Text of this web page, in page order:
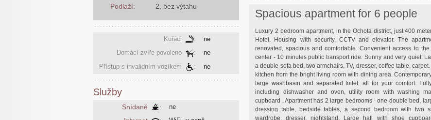
Spacious apartment for 6 people
Luxury 2 bedroom apartment, in the Ochota district, just 400
Hotel. Housing with security, CCTV and elevator. The
renovated, spacious and comfortable. Convenient access to
center - 10 minutes public transport ride. Sunny and very quiet.
a double sofa bed, two armchairs, TV, dresser, coffee table,
kitchen from the bright living room with dining area.
large washbasin and separated toilet, all for your comfort.
including dishwasher and oven, utility room with washing
cupboard . Apartment has 2 large bedrooms - one double bed,
dressing table, bedside tables, a second bedroom with two
wardrobe, dresser, nightstand. Large hall with shoe
Podlaží: 2, bez výtahu
Kuřáci :
ne
Domácí zvíře povoleno
:
ne
Přístup s invalidním vozíkem
: ne
Služby
Snídaně : ne